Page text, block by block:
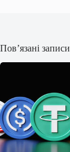
Пов’язані записи